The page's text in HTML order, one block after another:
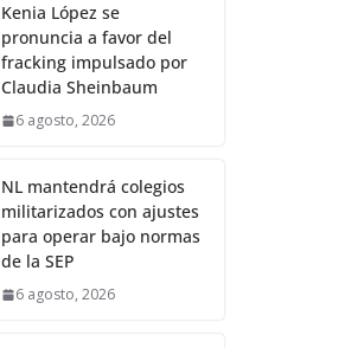
Kenia López se
pronuncia a favor del
fracking impulsado por
Claudia Sheinbaum
6 agosto, 2026
NL mantendrá colegios
militarizados con ajustes
para operar bajo normas
de la SEP
6 agosto, 2026